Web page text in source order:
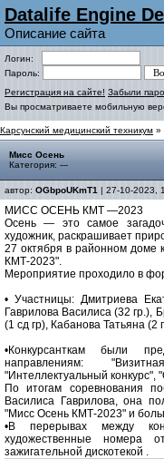
Datalife Engine
Описание сайта
Логин:
Пароль:
Регистрация на сайте! Забыли
Вы просматриваете мобильную
Карсунский медицинский техникум »
Мисс Осень
Категория: ---
автор: OGbpoUKmT1 | 27-10-2023,
МИСС ОСЕНЬ КМТ —2023
Осень — это самое
художник, раскрашивает
27 октября в районном доме
КМТ-2023".
Мероприятие проходило в
• Участницы: Дмитриева
Гаврилова Василиса (32 гр.),
(1 сд гр), Кабанова Татьяна (2
•Конкурсанткам были
направлениям:
"Интеллектуальный
По итогам соревнования
Василиса Гаврилова, она
"Мисс Осень КМТ-2023" и
•В перерывах между
художественные номера
зажигательной дискотекой .